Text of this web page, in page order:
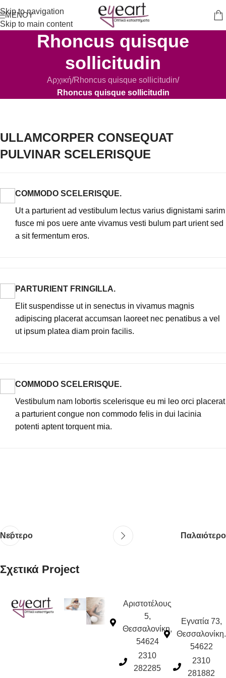
Skip to navigation
Skip to main content
ΜΕΝΟΎ
Rhoncus quisque
sollicitudin
Αρχική/Rhoncus quisque sollicitudin/
Rhoncus quisque sollicitudin
ULLAMCORPER CONSEQUAT
PULVINAR SCELERISQUE
COMMODO SCELERISQUE.
Ut a parturient ad vestibulum lectus varius dignistami sarim
fusce mi pos uere ante vivamus vesti bulum part urient sed
a sit fermentum eros.
PARTURIENT FRINGILLA.
Elit suspendisse ut in senectus in vivamus magnis
adipiscing placerat accumsan laoreet nec penatibus a vel
ut ipsum platea diam proin facilis.
COMMODO SCELERISQUE.
Vestibulum nam lobortis scelerisque eu mi leo orci placerat
a parturient congue non commodo felis in dui lacinia
potenti aptent torquent mia.
Νεότερο Παλαιότερο
Σχετικά Project
Decor
Et vestibulum quis a suspendisse
Αριστοτέλους
5,
Θεσσαλονίκη,
54624
2310
282285
Εγνατία 73,
Θεσσαλονίκη.
54622
2310
281882